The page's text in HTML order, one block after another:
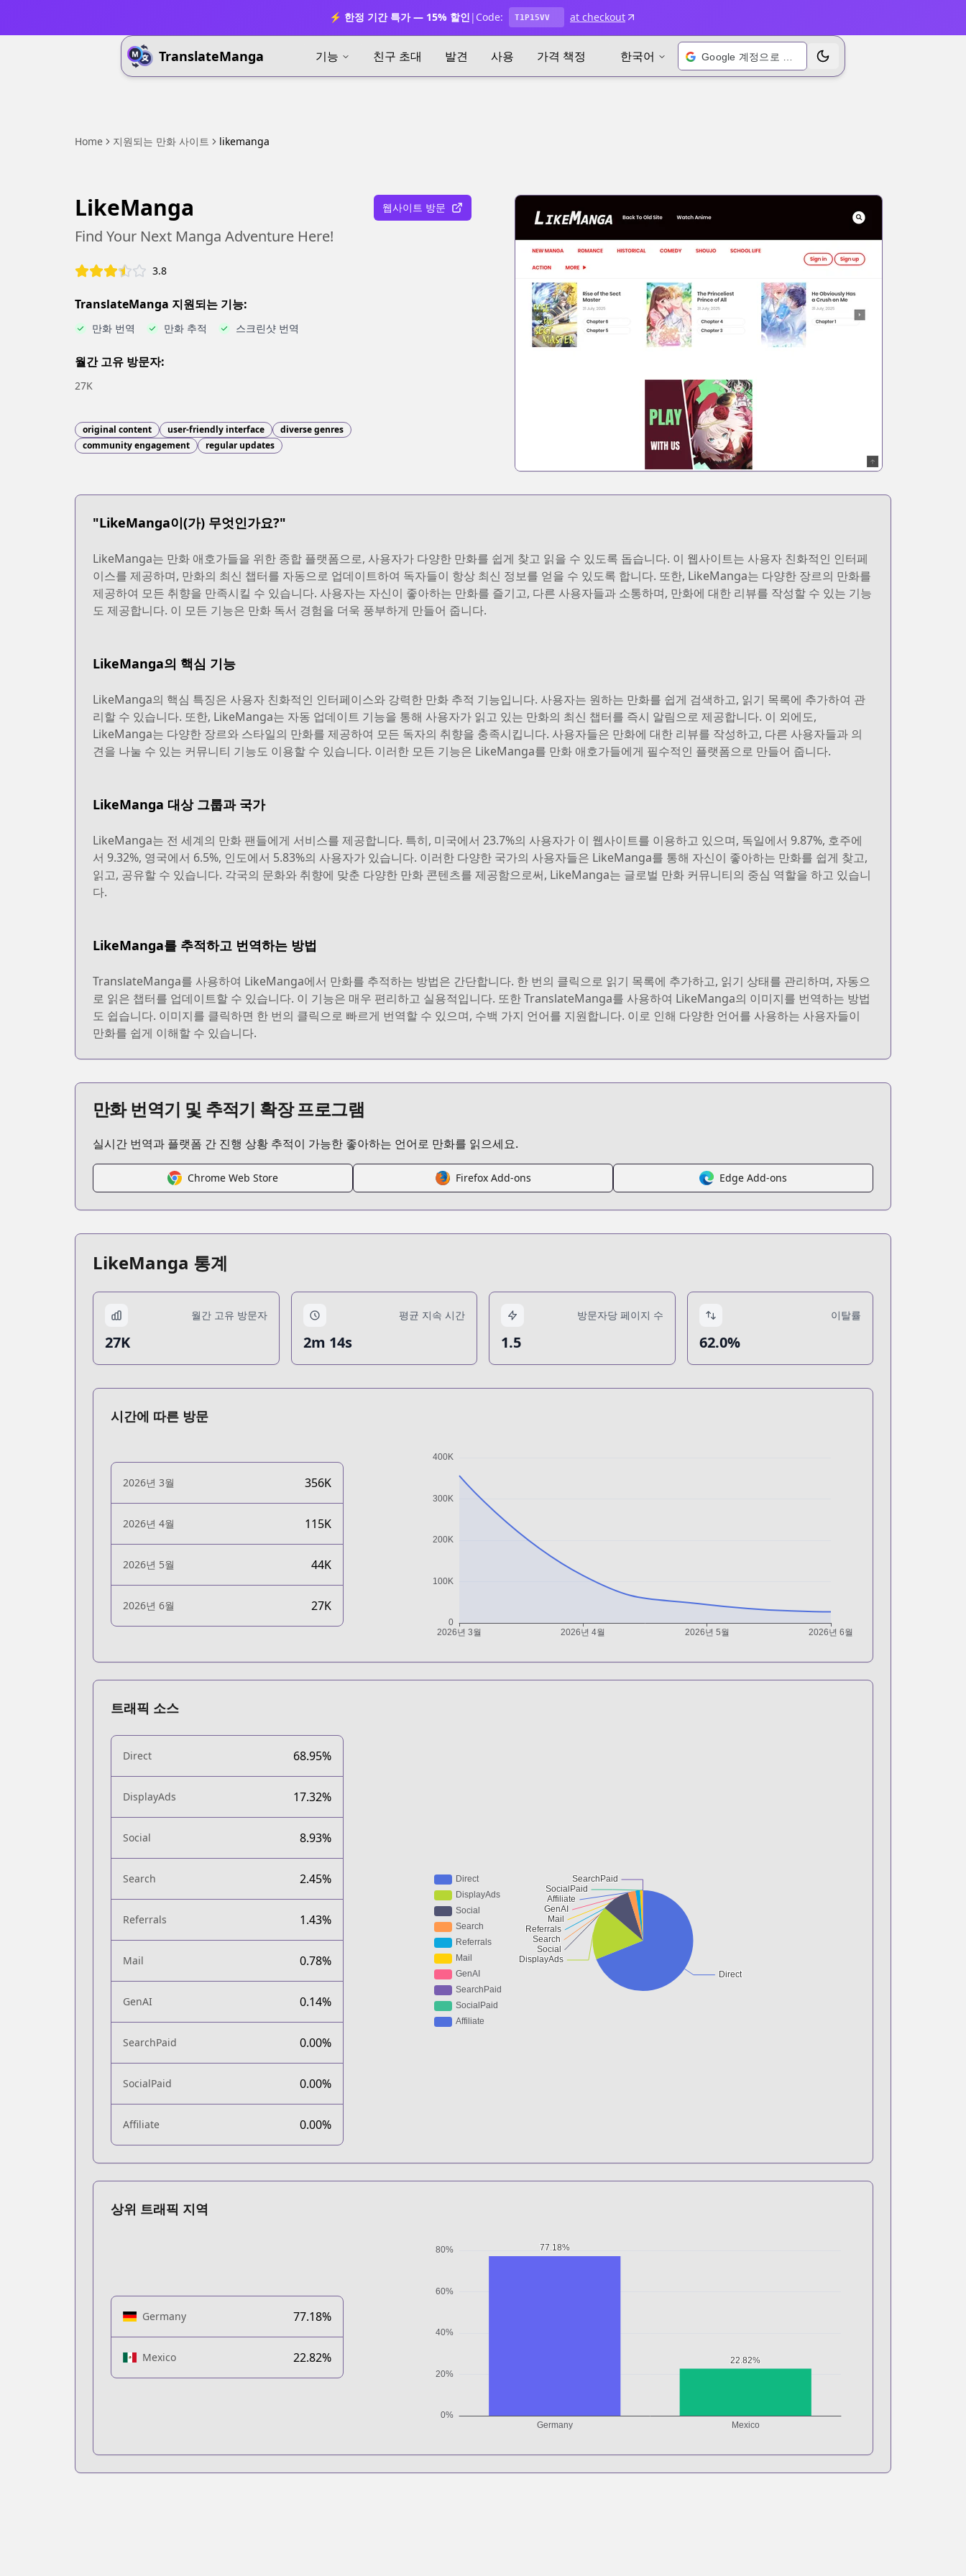
⚡ 한정 기간 특가 — 15% 할인 | Code: T1P15VV at checkout
TranslateManga 기능 친구 초대 발견 사용 가격 책정 한국어 테마 전환
Home 지원되는 만화 사이트 likemanga
LikeManga 웹사이트 방문
Find Your Next Manga Adventure Here!
3.8
TranslateManga 지원되는 기능:
만화 번역 만화 추적 스크린샷 번역
월간 고유 방문자:
27K
original content user-friendly interface
diverse genres
community engagement
regular updates
"LikeManga이(가) 무엇인가요?"
LikeManga는 만화 애호가들을 위한 종합 플랫폼으로, 사용자가 다양한 만화를 쉽게 찾고 읽을 수 있도록 돕습니다. 이 웹사이트는 사용자 친화적인 인터페
이스를 제공하며, 만화의 최신 챕터를 자동으로 업데이트하여 독자들이 항상 최신 정보를 얻을 수 있도록 합니다. 또한, LikeManga는 다양한 장르의 만화를
제공하여 모든 취향을 만족시킬 수 있습니다. 사용자는 자신이 좋아하는 만화를 즐기고, 다른 사용자들과 소통하며, 만화에 대한 리뷰를 작성할 수 있는 기능
도 제공합니다. 이 모든 기능은 만화 독서 경험을 더욱 풍부하게 만들어 줍니다.
LikeManga의 핵심 기능
LikeManga의 핵심 특징은 사용자 친화적인 인터페이스와 강력한 만화 추적 기능입니다. 사용자는 원하는 만화를 쉽게 검색하고, 읽기 목록에 추가하여 관
리할 수 있습니다. 또한, LikeManga는 자동 업데이트 기능을 통해 사용자가 읽고 있는 만화의 최신 챕터를 즉시 알림으로 제공합니다. 이 외에도,
LikeManga는 다양한 장르와 스타일의 만화를 제공하여 모든 독자의 취향을 충족시킵니다. 사용자들은 만화에 대한 리뷰를 작성하고, 다른 사용자들과 의
견을 나눌 수 있는 커뮤니티 기능도 이용할 수 있습니다. 이러한 모든 기능은 LikeManga를 만화 애호가들에게 필수적인 플랫폼으로 만들어 줍니다.
LikeManga 대상 그룹과 국가
LikeManga는 전 세계의 만화 팬들에게 서비스를 제공합니다. 특히, 미국에서 23.7%의 사용자가 이 웹사이트를 이용하고 있으며, 독일에서 9.87%, 호주에
서 9.32%, 영국에서 6.5%, 인도에서 5.83%의 사용자가 있습니다. 이러한 다양한 국가의 사용자들은 LikeManga를 통해 자신이 좋아하는 만화를 쉽게 찾고,
읽고, 공유할 수 있습니다. 각국의 문화와 취향에 맞춘 다양한 만화 콘텐츠를 제공함으로써, LikeManga는 글로벌 만화 커뮤니티의 중심 역할을 하고 있습니
다.
LikeManga를 추적하고 번역하는 방법
TranslateManga를 사용하여 LikeManga에서 만화를 추적하는 방법은 간단합니다. 한 번의 클릭으로 읽기 목록에 추가하고, 읽기 상태를 관리하며, 자동으
로 읽은 챕터를 업데이트할 수 있습니다. 이 기능은 매우 편리하고 실용적입니다. 또한 TranslateManga를 사용하여 LikeManga의 이미지를 번역하는 방법
도 쉽습니다. 이미지를 클릭하면 한 번의 클릭으로 빠르게 번역할 수 있으며, 수백 가지 언어를 지원합니다. 이로 인해 다양한 언어를 사용하는 사용자들이
만화를 쉽게 이해할 수 있습니다.
만화 번역기 및 추적기 확장 프로그램
실시간 번역과 플랫폼 간 진행 상황 추적이 가능한 좋아하는 언어로 만화를 읽으세요.
Chrome Web Store Firefox Add-ons Edge Add-ons
LikeManga 통계
월간 고유 방문자
27K
평균 지속 시간
2m 14s
방문자당 페이지 수
1.5
이탈률
62.0%
시간에 따른 방문
2026년 3월 356K
2026년 4월 115K
2026년 5월 44K
2026년 6월 27K
트래픽 소스
Direct 68.95%
DisplayAds 17.32%
Social 8.93%
Search 2.45%
Referrals 1.43%
Mail 0.78%
GenAI 0.14%
SearchPaid 0.00%
SocialPaid 0.00%
Affiliate 0.00%
상위 트래픽 지역
Germany 77.18%
Mexico 22.82%